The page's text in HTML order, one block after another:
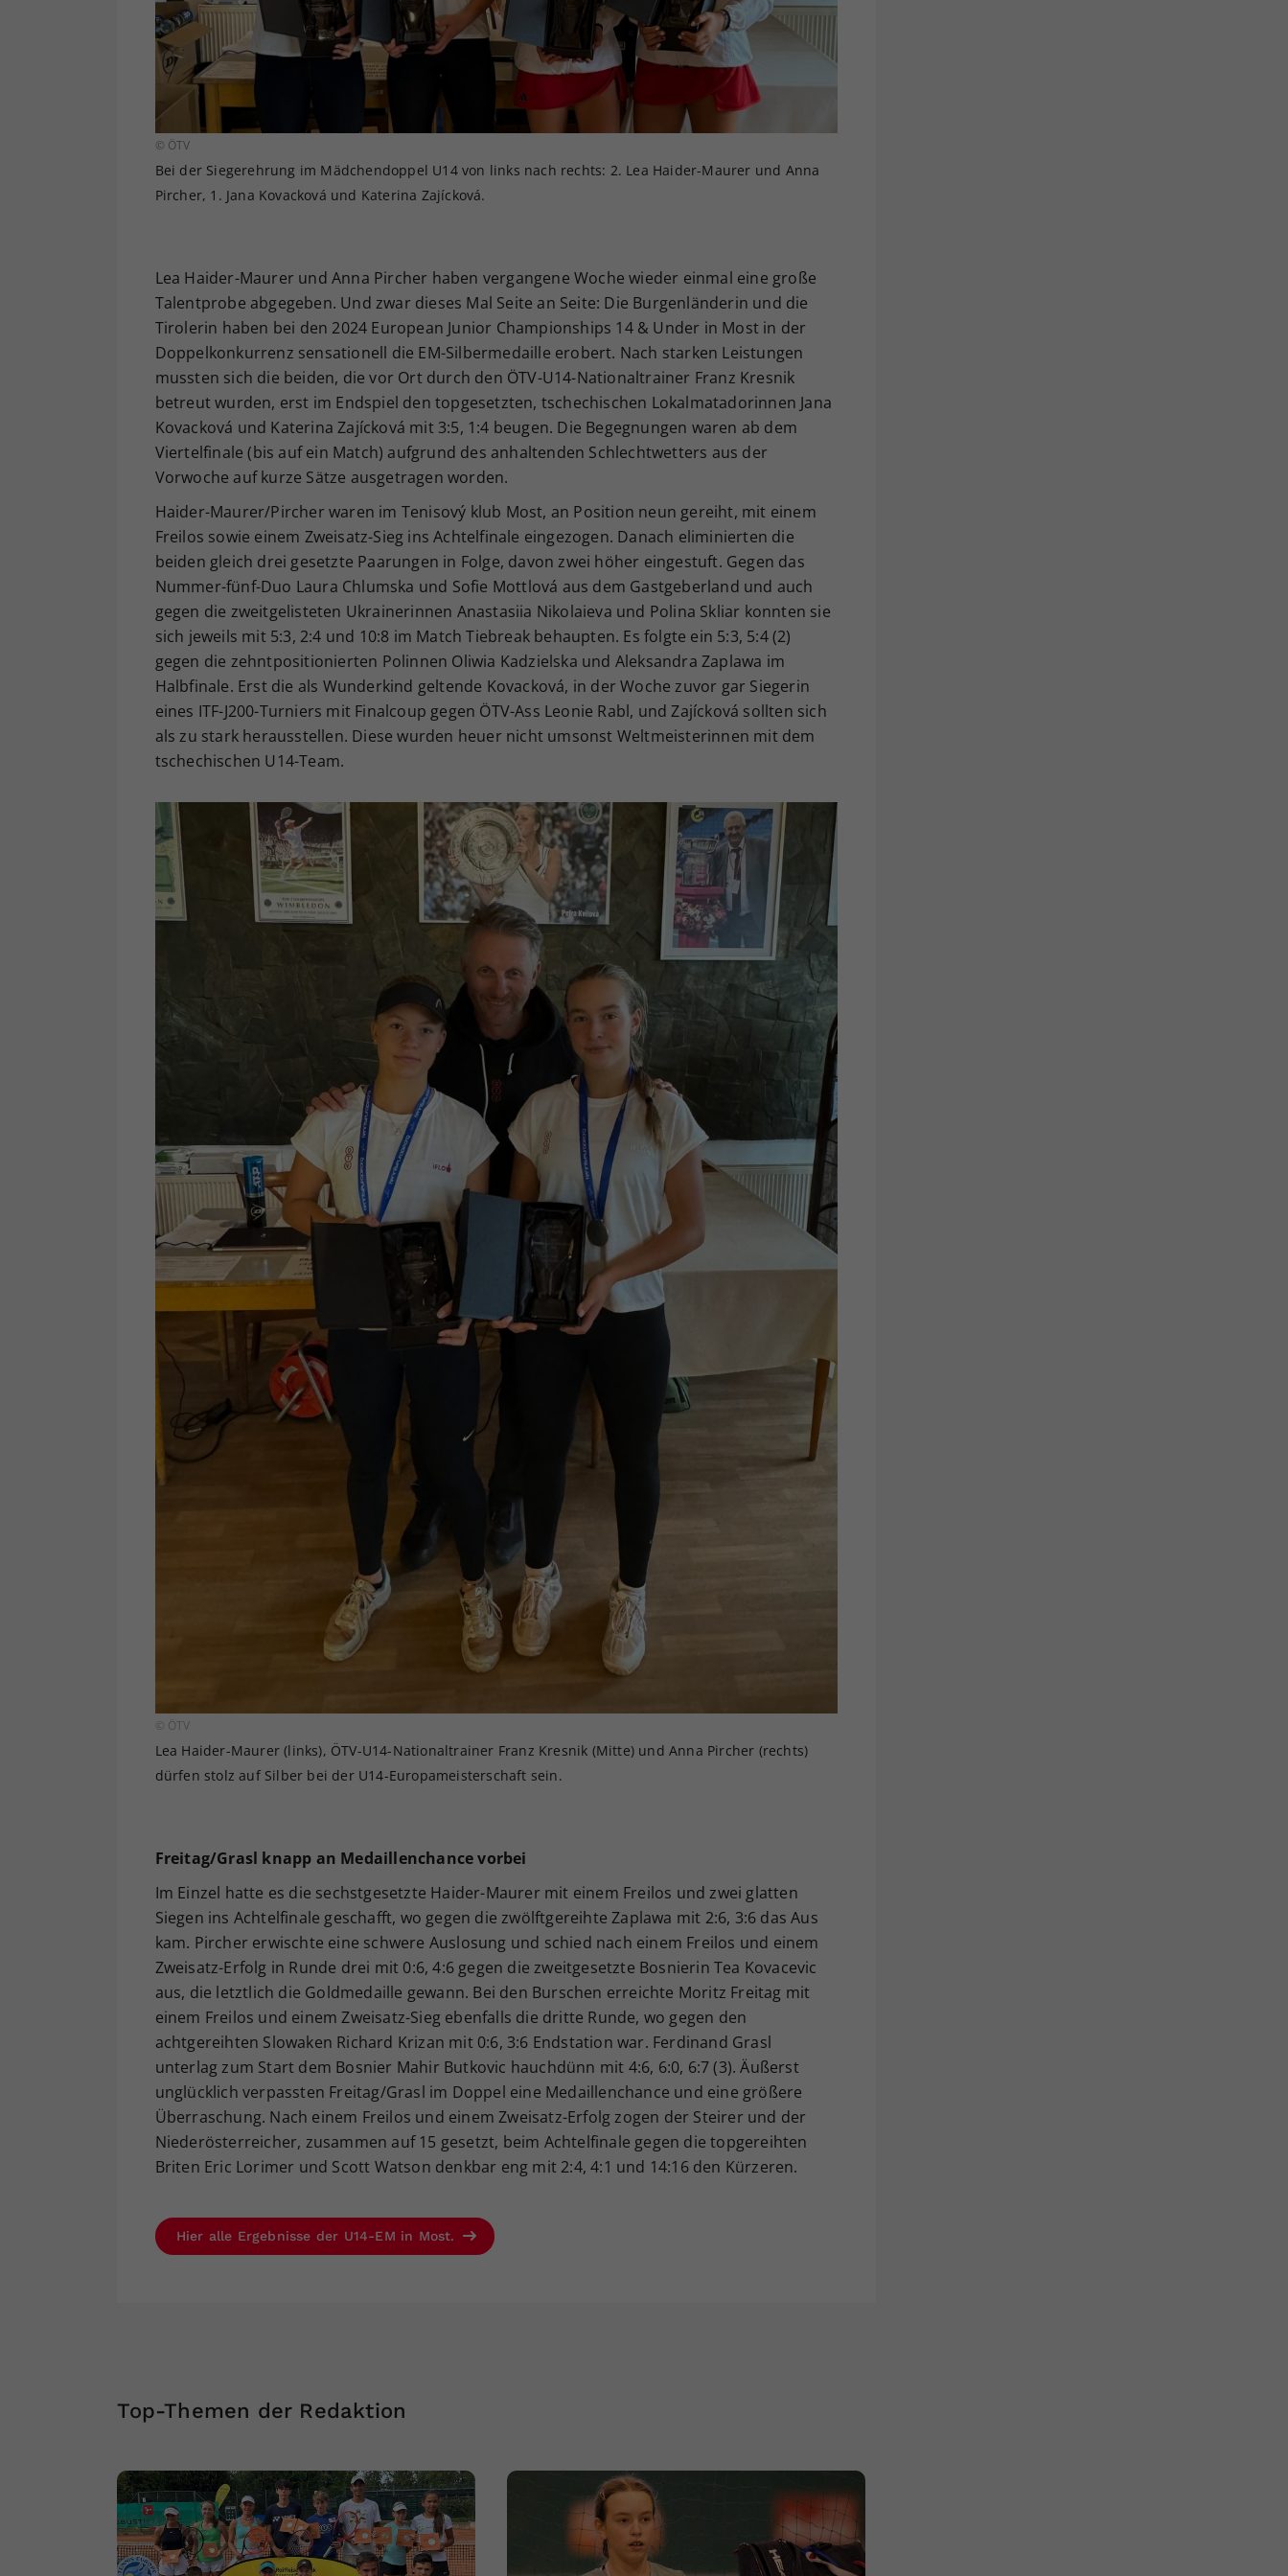
© ÖTV
Bei der Siegerehrung im Mädchendoppel U14 von links nach rechts: 2. Lea Haider-Maurer und Anna
Pircher, 1. Jana Kovacková und Katerina Zajícková.
Lea Haider-Maurer und Anna Pircher haben vergangene Woche wieder einmal eine große
Talentprobe abgegeben. Und zwar dieses Mal Seite an Seite: Die Burgenländerin und die
Tirolerin haben bei den 2024 European Junior Championships 14 & Under in Most in der
Doppelkonkurrenz sensationell die EM-Silbermedaille erobert. Nach starken Leistungen
mussten sich die beiden, die vor Ort durch den ÖTV-U14-Nationaltrainer Franz Kresnik
betreut wurden, erst im Endspiel den topgesetzten, tschechischen Lokalmatadorinnen Jana
Kovacková und Katerina Zajícková mit 3:5, 1:4 beugen. Die Begegnungen waren ab dem
Viertelfinale (bis auf ein Match) aufgrund des anhaltenden Schlechtwetters aus der
Vorwoche auf kurze Sätze ausgetragen worden.
Haider-Maurer/Pircher waren im Tenisový klub Most, an Position neun gereiht, mit einem
Freilos sowie einem Zweisatz-Sieg ins Achtelfinale eingezogen. Danach eliminierten die
beiden gleich drei gesetzte Paarungen in Folge, davon zwei höher eingestuft. Gegen das
Nummer-fünf-Duo Laura Chlumska und Sofie Mottlová aus dem Gastgeberland und auch
gegen die zweitgelisteten Ukrainerinnen Anastasiia Nikolaieva und Polina Skliar konnten sie
sich jeweils mit 5:3, 2:4 und 10:8 im Match Tiebreak behaupten. Es folgte ein 5:3, 5:4 (2)
gegen die zehntpositionierten Polinnen Oliwia Kadzielska und Aleksandra Zaplawa im
Halbfinale. Erst die als Wunderkind geltende Kovacková, in der Woche zuvor gar Siegerin
eines ITF-J200-Turniers mit Finalcoup gegen ÖTV-Ass Leonie Rabl, und Zajícková sollten sich
als zu stark herausstellen. Diese wurden heuer nicht umsonst Weltmeisterinnen mit dem
tschechischen U14-Team.
© ÖTV
Lea Haider-Maurer (links), ÖTV-U14-Nationaltrainer Franz Kresnik (Mitte) und Anna Pircher (rechts)
dürfen stolz auf Silber bei der U14-Europameisterschaft sein.
Freitag/Grasl knapp an Medaillenchance vorbei
Im Einzel hatte es die sechstgesetzte Haider-Maurer mit einem Freilos und zwei glatten
Siegen ins Achtelfinale geschafft, wo gegen die zwölftgereihte Zaplawa mit 2:6, 3:6 das Aus
kam. Pircher erwischte eine schwere Auslosung und schied nach einem Freilos und einem
Zweisatz-Erfolg in Runde drei mit 0:6, 4:6 gegen die zweitgesetzte Bosnierin Tea Kovacevic
aus, die letztlich die Goldmedaille gewann. Bei den Burschen erreichte Moritz Freitag mit
einem Freilos und einem Zweisatz-Sieg ebenfalls die dritte Runde, wo gegen den
achtgereihten Slowaken Richard Krizan mit 0:6, 3:6 Endstation war. Ferdinand Grasl
unterlag zum Start dem Bosnier Mahir Butkovic hauchdünn mit 4:6, 6:0, 6:7 (3). Äußerst
unglücklich verpassten Freitag/Grasl im Doppel eine Medaillenchance und eine größere
Überraschung. Nach einem Freilos und einem Zweisatz-Erfolg zogen der Steirer und der
Niederösterreicher, zusammen auf 15 gesetzt, beim Achtelfinale gegen die topgereihten
Briten Eric Lorimer und Scott Watson denkbar eng mit 2:4, 4:1 und 14:16 den Kürzeren.
Hier alle Ergebnisse der U14-EM in Most.
Top-Themen der Redaktion
Ihrer vorgenommen Einstellungen, falls der
Webseiten-Betreiber dies eingestellt hat.